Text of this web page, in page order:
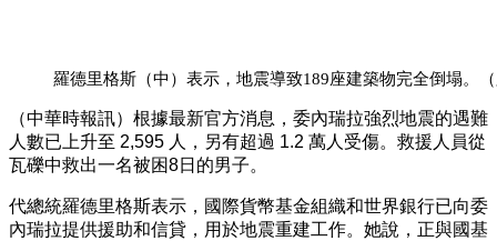
羅德里格斯（中）表示，地震導致189座建築物完全倒塌。
（中華時報訊）根據最新官方消息，委內瑞拉強烈地震的遇難
人數已上升至 2,595 人，另有超過 1.2 萬人受傷。救援人員從
瓦礫中救出一名被困8日的男子。
代總統羅德里格斯表示，國際貨幣基金組織和世界銀行已向委
內瑞拉提供援助和信貸，用於地震重建工作。她說，正與國基